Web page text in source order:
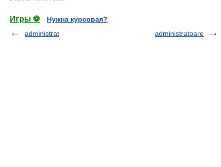
Игры ⚽
Нужна курсовая?
administrat
administratoare